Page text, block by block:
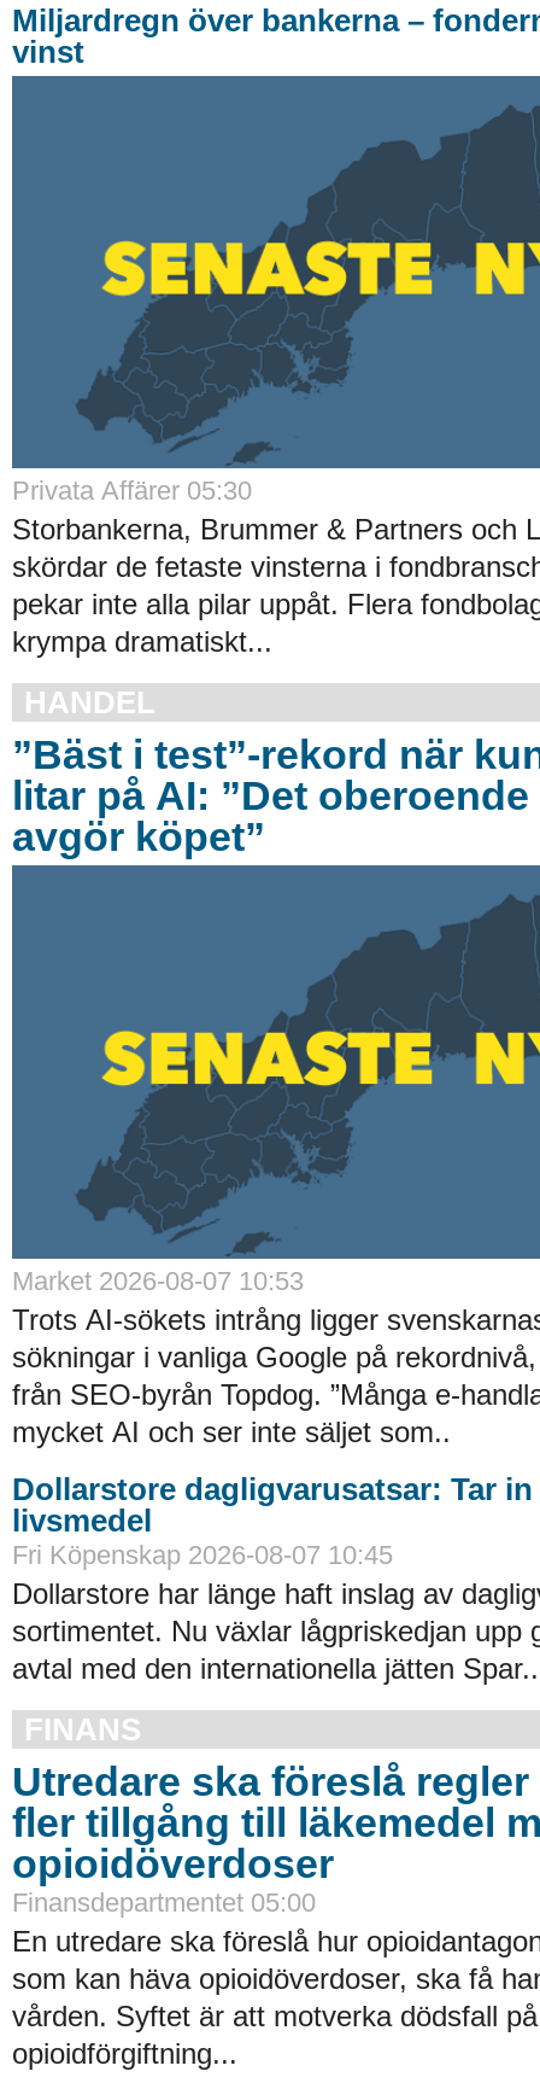
Miljardregn över bankerna –
vinst
Privata Affärer 05:30
Storbankerna, Brummer & Partners och
skördar de fetaste vinsterna i
pekar inte alla pilar uppåt. Flera
krympa dramatiskt...
HANDEL
”Bäst i test”-rekord när
litar på AI: ”Det
avgör köpet”
Market 2026-08-07 10:53
Trots AI-sökets intrång ligger
sökningar i vanliga Google på
från SEO-byrån Topdog. ”Många e-
mycket AI och ser inte säljet som..
Dollarstore dagligvarusatsar: Tar in
livsmedel
Fri Köpenskap 2026-08-07 10:45
Dollarstore har länge haft inslag av
sortimentet. Nu växlar lågpriskedjan upp
avtal med den internationella jätten
FINANS
Utredare ska föreslå
fler tillgång till läkemedel
opioidöverdoser
Finansdepartmentet 05:00
En utredare ska föreslå hur
som kan häva opioidöverdoser, ska få
vården. Syftet är att motverka dödsfall
opioidförgiftning...